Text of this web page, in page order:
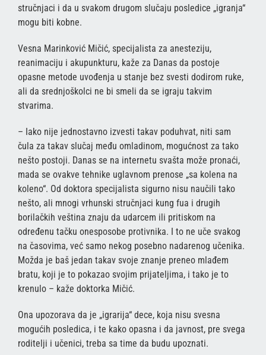
stručnjaci i da u svakom drugom slučaju posledice „igranja“
mogu biti kobne.
Vesna Marinković Mičić, specijalista za anesteziju,
reanimaciju i akupunkturu, kaže za Danas da postoje
opasne metode uvođenja u stanje bez svesti dodirom ruke,
ali da srednjoškolci ne bi smeli da se igraju takvim
stvarima.
– Iako nije jednostavno izvesti takav poduhvat, niti sam
čula za takav slučaj među omladinom, mogućnost za tako
nešto postoji. Danas se na internetu svašta može pronaći,
mada se ovakve tehnike uglavnom prenose „sa kolena na
koleno“. Od doktora specijalista sigurno nisu naučili tako
nešto, ali mnogi vrhunski stručnjaci kung fua i drugih
borilačkih veština znaju da udarcem ili pritiskom na
određenu tačku onesposobe protivnika. I to ne uče svakog
na časovima, već samo nekog posebno nadarenog učenika.
Možda je baš jedan takav svoje znanje preneo mlađem
bratu, koji je to pokazao svojim prijateljima, i tako je to
krenulo – kaže doktorka Mičić.
Ona upozorava da je „igrarija“ dece, koja nisu svesna
mogućih posledica, i te kako opasna i da javnost, pre svega
roditelji i učenici, treba sa time da budu upoznati.